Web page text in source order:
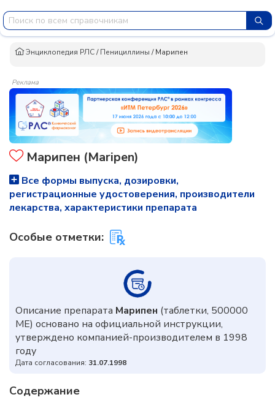
Энциклопедия РЛС/Пенициллины /Марипен
Реклама
Марипен (Maripen)
Все формы выпуска, дозировки,
регистрационные удостоверения, производители
лекарства, характеристики препарата
Особые отметки:
Описание препарата Марипен (таблетки, 500000
МЕ) основано на официальной инструкции,
утверждено компанией-производителем в 1998
году
Дата согласования: 31.07.1998
Содержание